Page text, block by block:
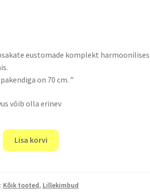
eustomade komplekt harmoonilises
on 70 cm. ”
võib olla erinev
Lisa korvi
Kõik tooted, Lillekimbud